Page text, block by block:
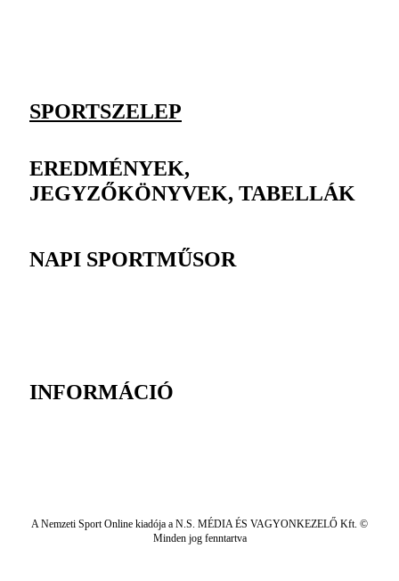
SPORTSZELEP
EREDMÉNYEK,
JEGYZŐKÖNYVEK, TABELLÁK
NAPI SPORTMŰSOR
INFORMÁCIÓ
A Nemzeti Sport Online kiadója a N.S. MÉDIA ÉS VAGYONKEZELŐ Kft. ©
Minden jog fenntartva